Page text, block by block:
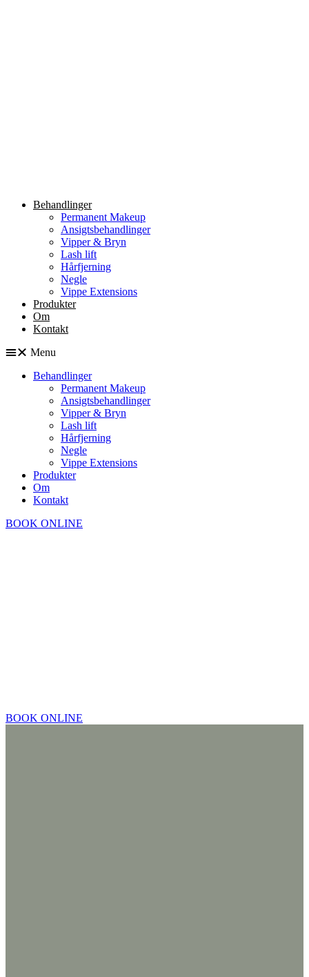
Behandlinger
Permanent Makeup
Ansigtsbehandlinger
Vipper & Bryn
Lash lift
Hårfjerning
Negle
Vippe Extensions
Produkter
Om
Kontakt
Menu
Behandlinger
Permanent Makeup
Ansigtsbehandlinger
Vipper & Bryn
Lash lift
Hårfjerning
Negle
Vippe Extensions
Produkter
Om
Kontakt
BOOK ONLINE
BOOK ONLINE